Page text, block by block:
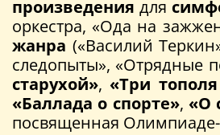
произведения для
оркестра, «Ода на
жанра («Василий
следопыты», «Отрядные
старухой»,«Три
«Баллада о спорте»,«О
посвященная